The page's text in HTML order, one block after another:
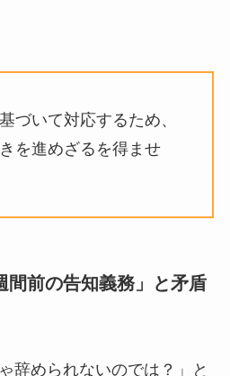
づいて対応するため、
を進めざるを得ませ
間前の告知義務」と矛盾
辞められないのでは？」と